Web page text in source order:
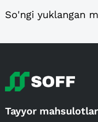
So'ngi yuklangan
Tayyor